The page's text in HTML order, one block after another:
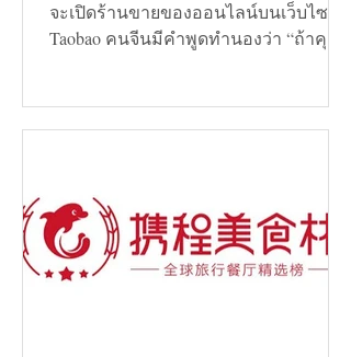
จะเปิดร้านขายของออนไลน์บนเว็บไซต์
Taobao คนจีนมีคำพูดทำนองว่า “ถ้าคุณ